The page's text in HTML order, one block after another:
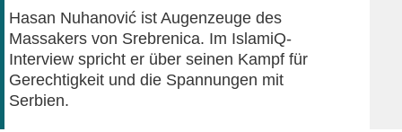
Hasan Nuhanović ist Augenzeuge des
Massakers von Srebrenica. Im IslamiQ-
Interview spricht er über seinen Kampf für
Gerechtigkeit und die Spannungen mit
Serbien.